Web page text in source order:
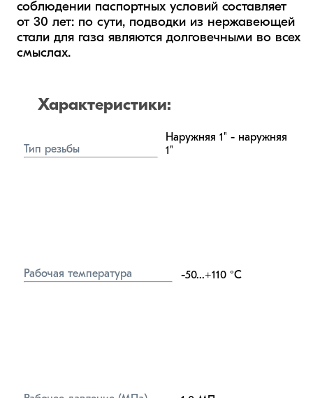
соблюдении паспортных условий составляет
от 30 лет: по сути, подводки из нержавеющей
стали для газа являются долговечными во всех
смыслах.
Характеристики:
Тип резьбы
Наружняя 1" - наружняя
1"
Рабочая температура -50...+110 °C